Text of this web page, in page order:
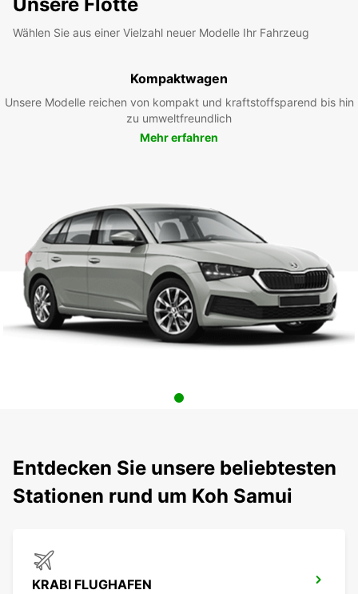
Wählen Sie aus einer Vielzahl neuer Modelle Ihr Fahrzeug
Kompaktwagen
Unsere Modelle reichen von kompakt und kraftstoffsparend bis hin
zu umweltfreundlich
Mehr erfahren
Entdecken Sie unsere beliebtesten
Stationen rund um Koh Samui
KRABI FLUGHAFEN